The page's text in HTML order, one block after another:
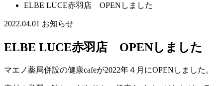
ELBE LUCE赤羽店 OPENしました
2022.04.01 お知らせ
ELBE LUCE赤羽店 OPENしました
マエノ薬局併設の健康cafeが2022年４月にOPENしました。